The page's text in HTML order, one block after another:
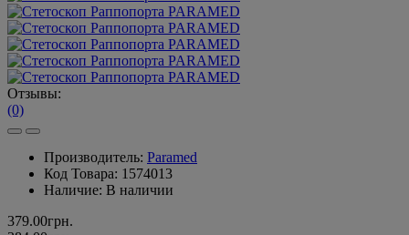
Отзывы:
(0)
Производитель: Paramed
Код Товара: 1574013
Наличие: В наличии
379.00грн.